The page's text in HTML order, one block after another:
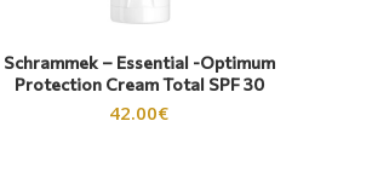
Schrammek – Essential -Optimum
Protection Cream Total SPF 30
42.00€